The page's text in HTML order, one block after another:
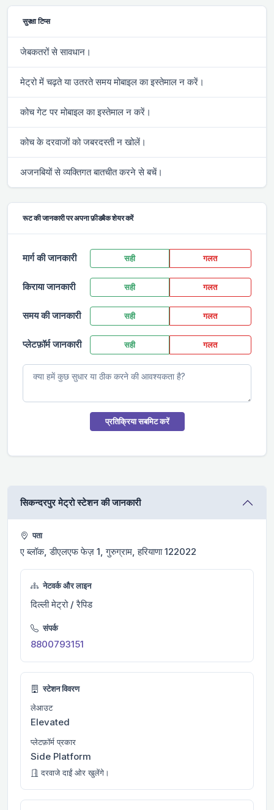
सुरक्षा टिप्स
जेबकतरों से सावधान।
मेट्रो में चढ़ते या उतरते समय मोबाइल का इस्तेमाल न करें।
कोच गेट पर मोबाइल का इस्तेमाल न करें।
कोच के दरवाजों को जबरदस्ती न खोलें।
अजनबियों से व्यक्तिगत बातचीत करने से बचें।
रूट की जानकारी पर अपना फ़ीडबैक शेयर करें
मार्ग की जानकारी सही गलत
किराया जानकारी सही गलत
समय की जानकारी सही गलत
प्लेटफ़ॉर्म जानकारी सही गलत
प्रतिक्रिया सबमिट करें
सिकन्दरपुर मेट्रो स्टेशन की जानकारी
पता
ए ब्लॉक, डीएलएफ फेज़ 1, गुरुग्राम, हरियाणा 122022
नेटवर्क और लाइन
दिल्ली मेट्रो / रैपिड
संपर्क
8800793151
स्टेशन विवरण
लेआउट
Elevated
प्लेटफ़ॉर्म प्रकार
Side Platform
दरवाजे दाईं ओर खुलेंगे।